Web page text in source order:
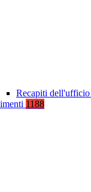
Recapiti dell'ufficio
1188